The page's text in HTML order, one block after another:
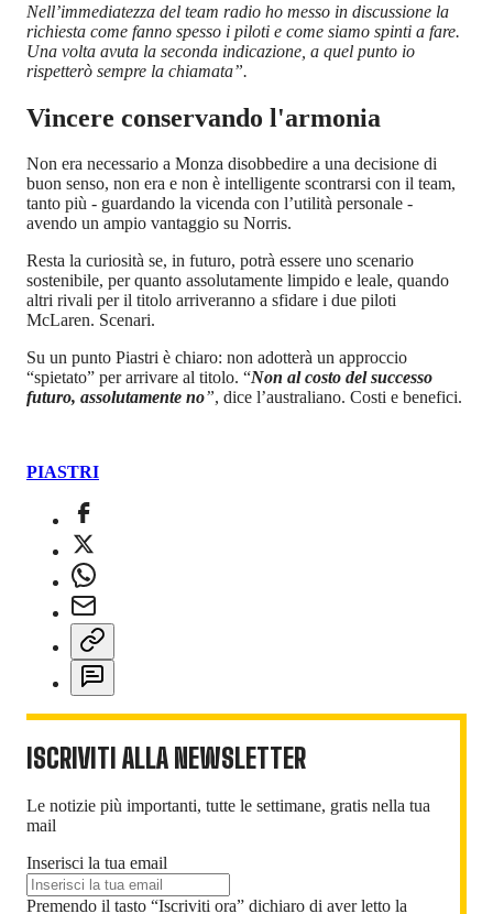
Nell’immediatezza del team radio ho messo in discussione la
richiesta come fanno spesso i piloti e come siamo spinti a fare.
Una volta avuta la seconda indicazione, a quel punto io
rispetterò sempre la chiamata”.
Vincere conservando l'armonia
Non era necessario a Monza disobbedire a una decisione di
buon senso, non era e non è intelligente scontrarsi con il team,
tanto più - guardando la vicenda con l’utilità personale -
avendo un ampio vantaggio su Norris.
Resta la curiosità se, in futuro, potrà essere uno scenario
sostenibile, per quanto assolutamente limpido e leale, quando
altri rivali per il titolo arriveranno a sfidare i due piloti
McLaren. Scenari.
Su un punto Piastri è chiaro: non adotterà un approccio
“spietato” per arrivare al titolo. “Non al costo del successo
futuro, assolutamente no”, dice l’australiano. Costi e benefici.
PIASTRI
ISCRIVITI ALLA NEWSLETTER
Le notizie più importanti, tutte le settimane, gratis nella tua
mail
Inserisci la tua email
Premendo il tasto “Iscriviti ora” dichiaro di aver letto la